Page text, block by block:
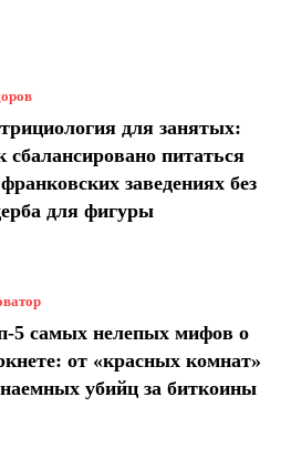
для занятых:
сбалансировано питаться
заведениях без
для фигуры
5 самых нелепых мифов о
от «красных комнат»
убийц за биткоины